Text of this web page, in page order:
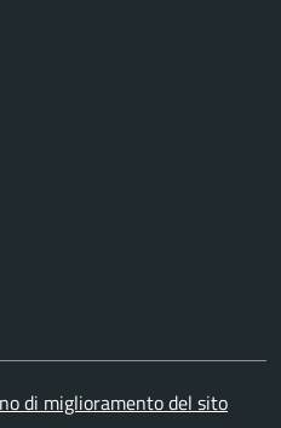
di miglioramento del sito